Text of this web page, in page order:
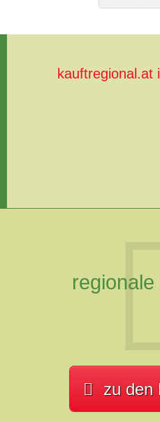
kauftregional.at
zu den